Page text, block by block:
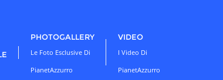
PHOTOGALLERY
Le Foto Esclusive Di
PianetAzzurro
VIDEO
I Video Di
PianetAzzurro